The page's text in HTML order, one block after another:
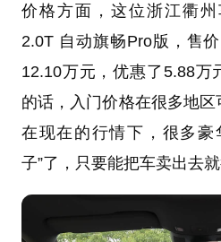
价格方面，这位浙江衢
2.0T 自动旗畅Pro版，售
12.10万元，优惠了5.88万
的话，入门价格在很多地区
在现在的行情下，很多豪
子”了，只要能把车卖出去就